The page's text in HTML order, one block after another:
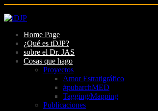
Skip
contentHome Page
¿Qué es tDJP?
sobre el Dr. JAS
Cosas que hago
Proyectos
Amor Estratigráfico
#pubarchMED
Tagging/Mapping
Publicaciones